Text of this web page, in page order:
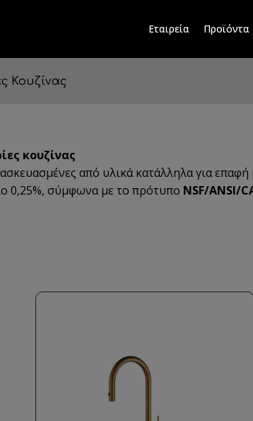
Εταιρεία Προϊόντα
Κουζίνας
κουζίνας
από υλικά κατάλληλα για
0,25%, σύμφωνα με το πρότυπο NSF/ANSI/